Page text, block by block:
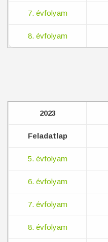
7. évfolyam
8. évfolyam
2023
Feladatlap
5. évfolyam
6. évfolyam
7. évfolyam
8. évfolyam